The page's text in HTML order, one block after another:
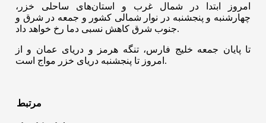
امروز ابتدا در شمال غرب و استان‌های ساحلی خزر،
چهارشنبه و پنجشنبه در نوار شمالی کشور و جمعه در شرق و
جنوب شرق کاهش نسبی دما رخ خواهد داد.
تا پایان جمعه خلیج فارس، تنگه هرمز و دریای عمان و از
امروز تا پنجشنبه دریای خزر مواج است.
مرتبط